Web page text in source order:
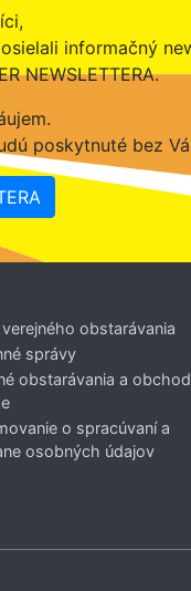
informačný
NEWSLETTERA.
poskytnuté bez
obstarávania
správy
obstarávania a
o spracúvaní a
osobných údajov